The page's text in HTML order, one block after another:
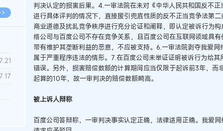
判决认定的损害后果。4.一审法院在未对《中华人民共和国反不
进行具体评判的情况下，直接援引兜底性质的反不正当竞争法第
商业道德及扰乱竞争秩序进行充分论证和阐释，即认定被诉行为
络公司与百度公司不存在竞争关系，且百度公司在互联网领域具
带有维护其垄断利益的恶意，不应被支持。6.一审法院剥夺我爱
属于严重程序违法的情形。7.在百度公司未举证证明被诉行为给
错误。另外，损害赔偿数额的计算期间应当仅限于起诉前3年，
起算的10年，故一审判决的赔偿数额畸高。
被上诉人辩称
百度公司答辩称，一审判决事实认定正确，法律适用正确。我爱